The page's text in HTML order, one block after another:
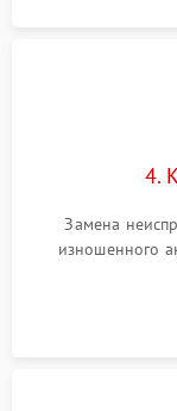
4.
Замена
изношенного
разъемов и